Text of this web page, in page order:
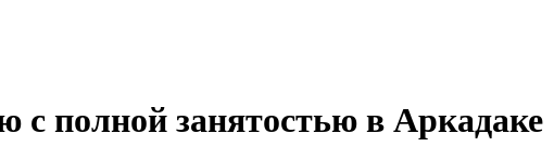
с полной занятостью в Аркадаке